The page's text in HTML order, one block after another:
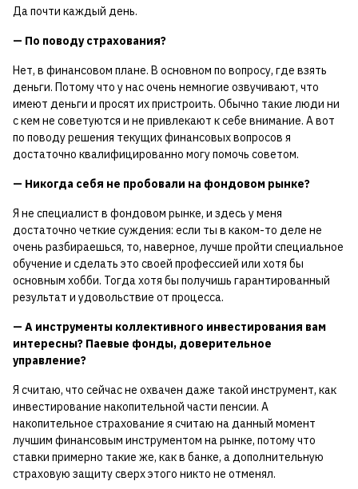
Да почти каждый день.
— По поводу страхования?
Нет, в финансовом плане. В основном по вопросу, где взять
деньги. Потому что у нас очень немногие озвучивают, что
имеют деньги и просят их пристроить. Обычно такие люди ни
с кем не советуются и не привлекают к себе внимание. А вот
по поводу решения текущих финансовых вопросов я
достаточно квалифицированно могу помочь советом.
— Никогда себя не пробовали на фондовом рынке?
Я не специалист в фондовом рынке, и здесь у меня
достаточно четкие суждения: если ты в каком-то деле не
очень разбираешься, то, наверное, лучше пройти специальное
обучение и сделать это своей профессией или хотя бы
основным хобби. Тогда хотя бы получишь гарантированный
результат и удовольствие от процесса.
— А инструменты коллективного инвестирования вам
интересны? Паевые фонды, доверительное
управление?
Я считаю, что сейчас не охвачен даже такой инструмент, как
инвестирование накопительной части пенсии. А
накопительное страхование я считаю на данный момент
лучшим финансовым инструментом на рынке, потому что
ставки примерно такие же, как в банке, а дополнительную
страховую защиту сверх этого никто не отменял.